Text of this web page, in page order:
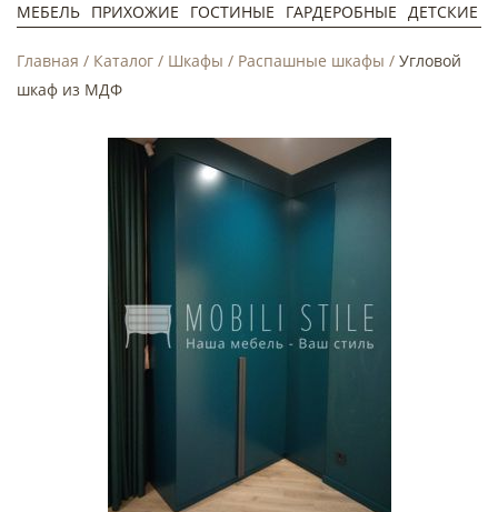
МЕБЕЛЬ ПРИХОЖИЕ ГОСТИНЫЕ ГАРДЕРОБНЫЕ ДЕТСКИЕ
Главная / Каталог / Шкафы / Распашные шкафы / Угловой
шкаф из МДФ